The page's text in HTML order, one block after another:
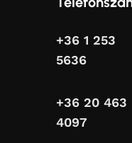
+36 1 253
5636
+36 20 463
4097